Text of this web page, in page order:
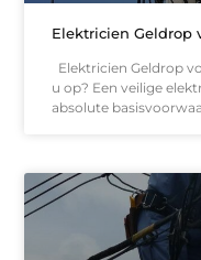
Elektricien Geldrop
Elektricien Geldrop
u op? Een veilige
absolute